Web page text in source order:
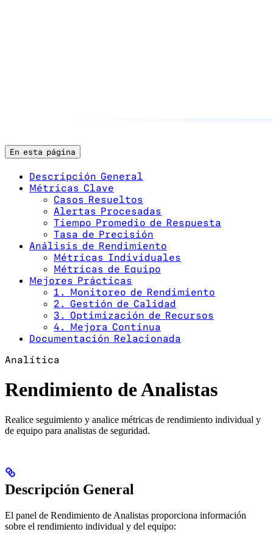
En esta página
Descripción General
Métricas Clave
Casos Resueltos
Alertas Procesadas
Tiempo Promedio de Respuesta
Tasa de Precisión
Análisis de Rendimiento
Métricas Individuales
Métricas de Equipo
Mejores Prácticas
1. Monitoreo de Rendimiento
2. Gestión de Calidad
3. Optimización de Recursos
4. Mejora Continua
Documentación Relacionada
Analítica
Rendimiento de Analistas
Realice seguimiento y analice métricas de rendimiento individual y
de equipo para analistas de seguridad.
Descripción General
El panel de Rendimiento de Analistas proporciona información
sobre el rendimiento individual y del equipo: